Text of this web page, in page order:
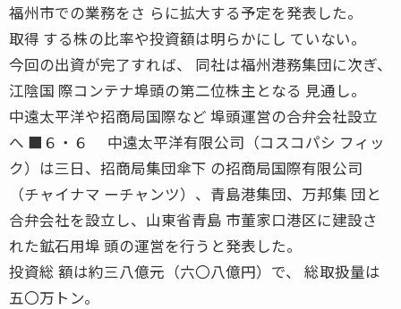
福州市での業務をさ らに拡大する予定を発表した。
取得 する株の比率や投資額は明らかにし ていない。
今回の出資が完了すれば、 同社は福州港務集団に次ぎ、
江陰国 際コンテナ埠頭の第二位株主となる 見通し。
中遠太平洋や招商局国際など 埠頭運営の合弁会社設立
へ ■６・６ 中遠太平洋有限公司（コスコパシ フィッ
ク）は三日、招商局集団傘下 の招商局国際有限公司
（チャイナマ ーチャンツ）、青島港集団、万邦集 団と
合弁会社を設立し、山東省青島 市董家口港区に建設さ
れた鉱石用埠 頭の運営を行うと発表した。
投資総 額は約三八億元（六〇八億円）で、 総取扱量は
五〇万トン。